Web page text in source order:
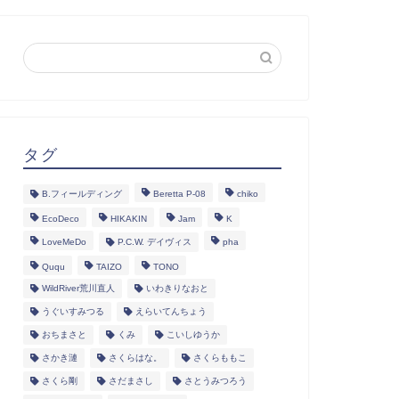
タグ
B.フィールディング Beretta P-08 chiko
EcoDeco HIKAKIN Jam K
LoveMeDo P.C.W. デイヴィス pha
Ququ TAIZO TONO
WildRiver荒川直人 いわきりなおと
うぐいすみつる えらいてんちょう
おちまさと くみ こいしゆうか
さかき漣 さくらはな。 さくらももこ
さくら剛 さだまさし さとうみつろう